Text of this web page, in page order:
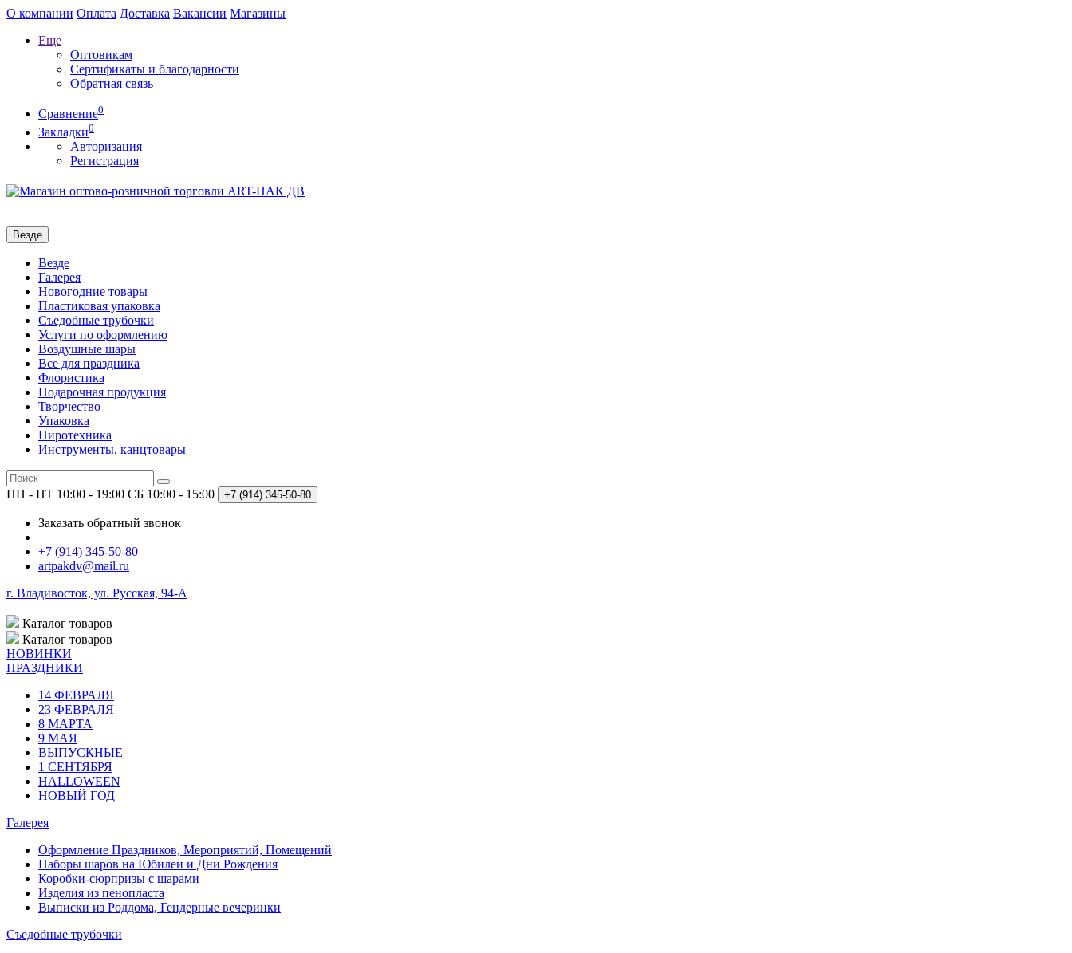
О компании Оплата Доставка Вакансии Магазины
Еще
Оптовикам
Сертификаты и благодарности
Обратная связь
Сравнение0
Закладки0
Авторизация
Регистрация
Везде
Везде
Галерея
Новогодние товары
Пластиковая упаковка
Съедобные трубочки
Услуги по оформлению
Воздушные шары
Все для праздника
Флористика
Подарочная продукция
Творчество
Упаковка
Пиротехника
Инструменты, канцтовары
ПН - ПТ 10:00 - 19:00 СБ 10:00 - 15:00 +7 (914) 345-50-80
Заказать обратный звонок
+7 (914) 345-50-80
artpakdv@mail.ru
г. Владивосток, ул. Русская, 94-А
Каталог товаров
Каталог товаров
НОВИНКИ
ПРАЗДНИКИ
14 ФЕВРАЛЯ
23 ФЕВРАЛЯ
8 МАРТА
9 МАЯ
ВЫПУСКНЫЕ
1 СЕНТЯБРЯ
HALLOWEEN
НОВЫЙ ГОД
Галерея
Оформление Праздников, Мероприятий, Помещений
Наборы шаров на Юбилеи и Дни Рождения
Коробки-сюрпризы с шарами
Изделия из пенопласта
Выписки из Роддома, Гендерные вечеринки
Съедобные трубочки